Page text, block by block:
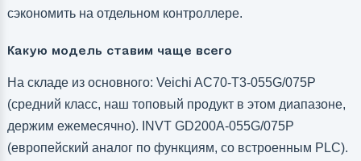
сэкономить на отдельном контроллере.
Какую модель ставим чаще всего
На складе из основного: Veichi AC70-T3-055G/075P
(средний класс, наш топовый продукт в этом диапазоне,
держим ежемесячно). INVT GD200A-055G/075P
(европейский аналог по функциям, со встроенным PLC).